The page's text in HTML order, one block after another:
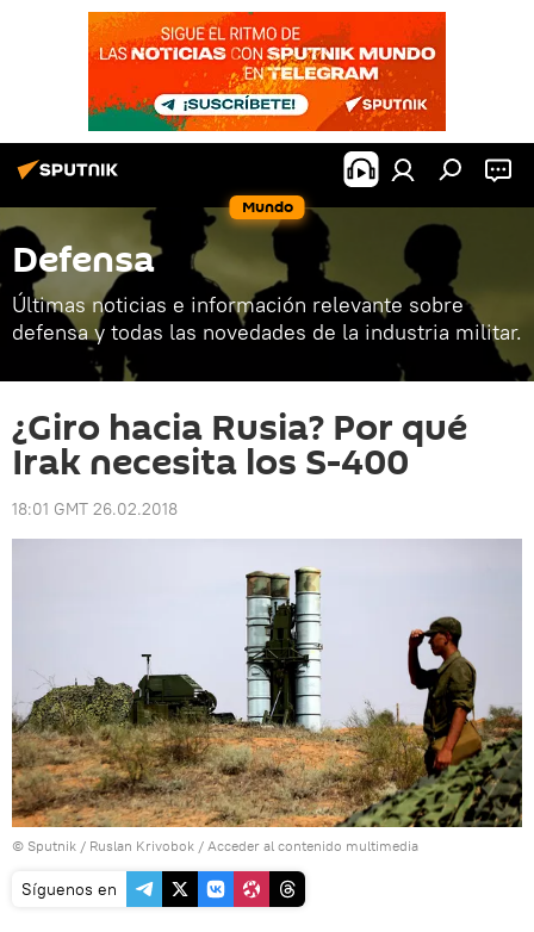
Mundo
Defensa
Últimas noticias e información relevante sobre
defensa y todas las novedades de la industria militar.
¿Giro hacia Rusia? Por qué
Irak necesita los S-400
18:01 GMT 26.02.2018
© Sputnik / Ruslan Krivobok / Acceder al contenido multimedia
Síguenos en